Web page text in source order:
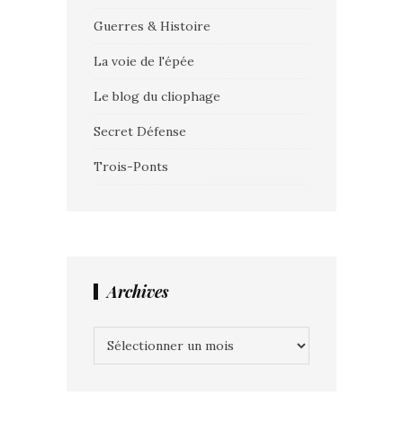
Guerres & Histoire
La voie de l'épée
Le blog du cliophage
Secret Défense
Trois-Ponts
Archives